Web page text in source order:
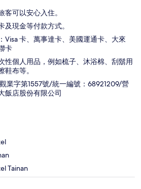
客可以安心入住。
及現金等付款方式。
Visa 卡、萬事達卡、美國運通卡、大來
卡
性個人用品，例如梳子、沐浴棉、刮鬍用
鞋布等。
業字第1557號/統一編號：68921209/營
飯店股份有限公司
Tainan